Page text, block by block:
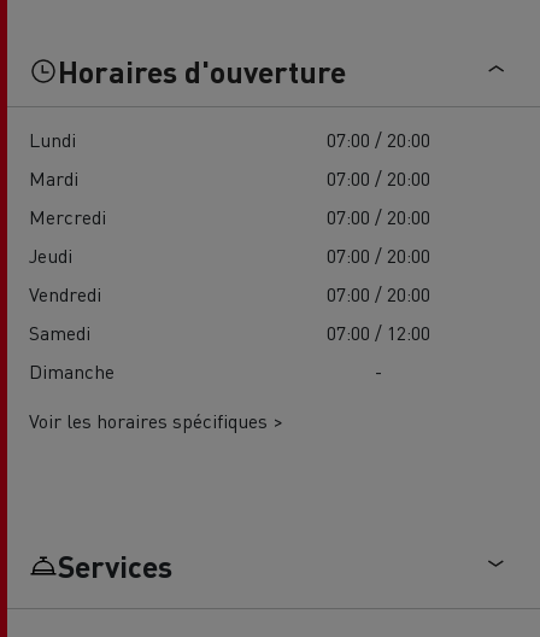
Horaires d'ouverture
Lundi
07:00 / 20:00
Mardi
07:00 / 20:00
Mercredi
07:00 / 20:00
Jeudi
07:00 / 20:00
Vendredi
07:00 / 20:00
Samedi
07:00 / 12:00
Dimanche
-
Voir les horaires spécifiques >
Services